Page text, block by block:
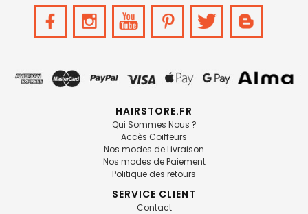
HAIRSTORE.FR
Qui Sommes Nous ?
Accès Coiffeurs
Nos modes de Livraison
Nos modes de Paiement
Politique des retours
SERVICE CLIENT
Contact